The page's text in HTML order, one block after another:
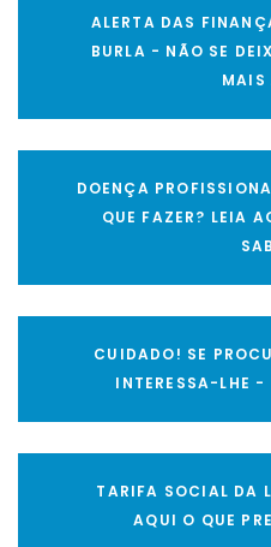
ALERTA DAS
BURLA - NÃO SE
MAIS
DOENÇA
QUE FAZER? LEIA
CUIDADO! SE
INTERESSA-LHE
TARIFA SOCIAL DA
AQUI O QUE